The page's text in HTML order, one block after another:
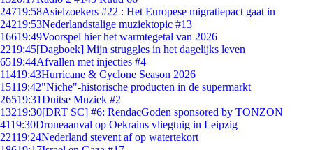
24719:58Asielzoekers #22 : Het Europese migratiepact gaat in
24219:53Nederlandstalige muziektopic #13
16619:49Voorspel hier het warmtegetal van 2026
2219:45[Dagboek] Mijn struggles in het dagelijks leven
6519:44Afvallen met injecties #4
11419:43Hurricane & Cyclone Season 2026
15119:42"Niche"-historische producten in de supermarkt
26519:31Duitse Muziek #2
13219:30[DRT SC] #6: RendacGoden sponsored by TONZON
4119:30Droneaanval op Oekrains vliegtuig in Leipzig
22119:24Nederland stevent af op watertekort